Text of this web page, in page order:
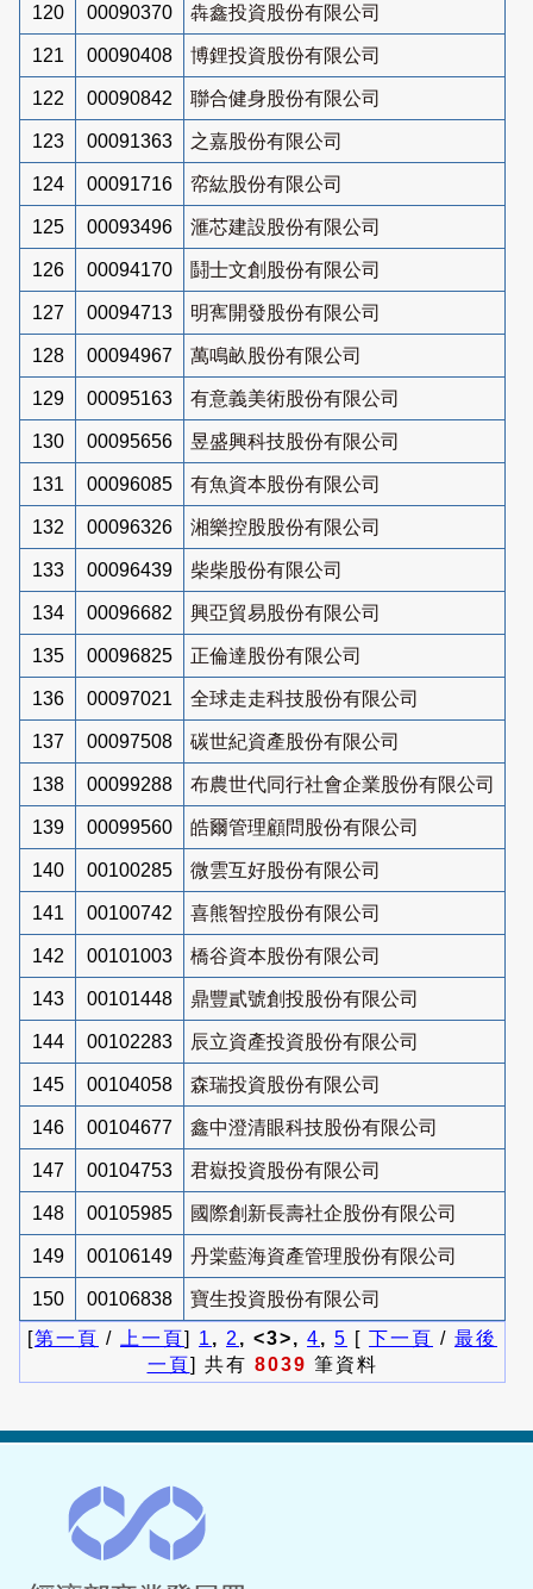
120 00090370 犇鑫投資股份有限公司
121 00090408 博鋰投資股份有限公司
122 00090842 聯合健身股份有限公司
123 00091363 之嘉股份有限公司
124 00091716 帟紘股份有限公司
125 00093496 滙芯建設股份有限公司
126 00094170 鬪士文創股份有限公司
127 00094713 明寯開發股份有限公司
128 00094967 萬鳴畝股份有限公司
129 00095163 有意義美術股份有限公司
130 00095656 昱盛興科技股份有限公司
131 00096085 有魚資本股份有限公司
132 00096326 湘樂控股股份有限公司
133 00096439 柴柴股份有限公司
134 00096682 興亞貿易股份有限公司
135 00096825 正倫達股份有限公司
136 00097021 全球走走科技股份有限公司
137 00097508 碳世紀資產股份有限公司
138 00099288 布農世代同行社會企業股份有限公司
139 00099560 皓爾管理顧問股份有限公司
140 00100285 微雲互好股份有限公司
141 00100742 喜熊智控股份有限公司
142 00101003 橋谷資本股份有限公司
143 00101448 鼎豐貳號創投股份有限公司
144 00102283 辰立資產投資股份有限公司
145 00104058 森瑞投資股份有限公司
146 00104677 鑫中澄清眼科技股份有限公司
147 00104753 君嶽投資股份有限公司
148 00105985 國際創新長壽社企股份有限公司
149 00106149 丹棠藍海資產管理股份有限公司
150 00106838
寶生投資股份有限公司
[第一頁 / 上一頁] 1 , 2 , <3>, 4, 5 [ 下一頁 / 最後
一頁] 共有 8039 筆資料